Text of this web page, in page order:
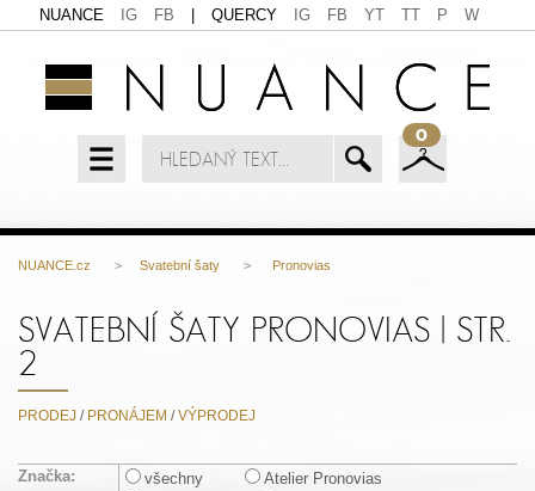
NUANCE IG FB QUERCY IG FB YT TT P W
0
NUANCE.cz > Svatební šaty > Pronovias
SVATEBNÍ ŠATY PRONOVIAS | STR.
2
PRODEJ / PRONÁJEM /VÝPRODEJ
Značka: všechny
Atelier Pronovias